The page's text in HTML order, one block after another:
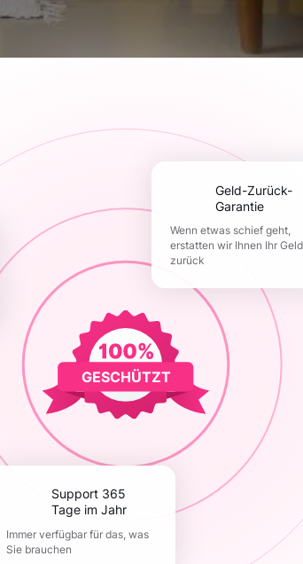
GESCHÜTZT
Geld-Zurück-
Garantie
Wenn etwas schief geht,
erstatten wir Ihnen Ihr Geld
zurück
Support 365
Tage im Jahr
Immer verfügbar für das, was
Sie brauchen